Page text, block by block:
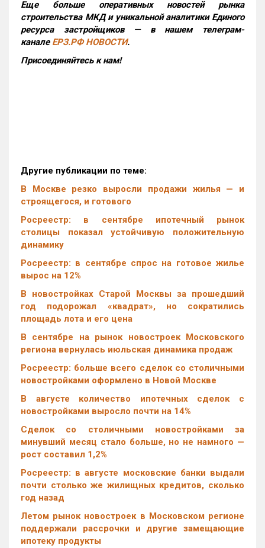
Еще больше оперативных новостей рынка
строительства МКД и уникальной аналитики Единого
ресурса застройщиков — в нашем телеграм-
канале ЕРЗ.РФ НОВОСТИ.
Присоединяйтесь к нам!
Другие публикации по теме:
В Москве резко выросли продажи жилья — и
строящегося, и готового
Росреестр: в сентябре ипотечный рынок
столицы показал устойчивую положительную
динамику
Росреестр: в сентябре спрос на готовое жилье
вырос на 12%
В новостройках Старой Москвы за прошедший
год подорожал «квадрат», но сократились
площадь лота и его цена
В сентябре на рынок новостроек Московского
региона вернулась июльская динамика продаж
Росреестр: больше всего сделок со столичными
новостройками оформлено в Новой Москве
В августе количество ипотечных сделок с
новостройками выросло почти на 14%
Cделок со столичными новостройками за
минувший месяц стало больше, но не намного —
рост составил 1,2%
Росреестр: в августе московские банки выдали
почти столько же жилищных кредитов, сколько
год назад
Летом рынок новостроек в Московском регионе
поддержали рассрочки и другие замещающие
ипотеку продукты